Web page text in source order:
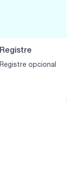
Registre
Registre opcional